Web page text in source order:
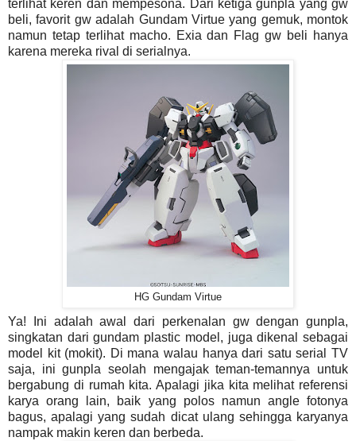
terlihat keren dan mempesona. Dari ketiga gunpla yang gw
beli, favorit gw adalah Gundam Virtue yang gemuk, montok
namun tetap terlihat macho. Exia dan Flag gw beli hanya
karena mereka rival di serialnya.
HG Gundam Virtue
Ya! Ini adalah awal dari perkenalan gw dengan gunpla,
singkatan dari gundam plastic model, juga dikenal sebagai
model kit (mokit). Di mana walau hanya dari satu serial TV
saja, ini gunpla seolah mengajak teman-temannya untuk
bergabung di rumah kita. Apalagi jika kita melihat referensi
karya orang lain, baik yang polos namun angle fotonya
bagus, apalagi yang sudah dicat ulang sehingga karyanya
nampak makin keren dan berbeda.